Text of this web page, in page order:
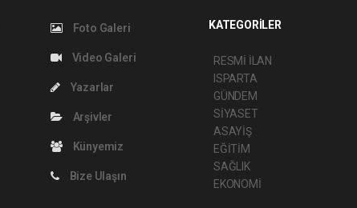
Foto Galeri
Video Galeri
Yazarlar
Arşivler
Künyemiz
Bize Ulaşın
KATEGORİLER
RESMİ İLAN
ISPARTA
GÜNDEM
SİYASET
ASAYİŞ
EĞİTİM
SAĞLIK
EKONOMİ